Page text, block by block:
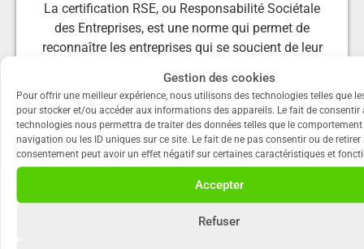
Gestion des cookies
Pour offrir une meilleur expérience, nous utilisons des technologies telles que
pour stocker et/ou accéder aux informations des appareils. Le fait de consentir
technologies nous permettra de traiter des données telles que le comportement
navigation ou les ID uniques sur ce site. Le fait de ne pas consentir ou de retirer
consentement peut avoir un effet négatif sur certaines caractéristiques et
Accepter
Refuser
La certification RSE, ou Responsabilité Sociétale
des Entreprises, est une norme qui permet de
reconnaître les entreprises qui se soucient de leur
Nous avons obtenu la médaille d’argent en 2023.
NOS RÉALISATIONS